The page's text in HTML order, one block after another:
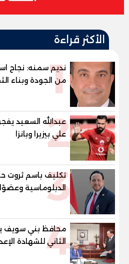
الأكثر قراءة
1
نديم سمنه: نجاح
من الجودة وبناء
مصر"
2
عبدالله السعيد
علي بيزيرا وبانزا
3
تكليف باسم ثروت
الدبلوماسية وعضوًا
العليا لمنظمة
4
محافظ بني سويف
الثاني للشهادة